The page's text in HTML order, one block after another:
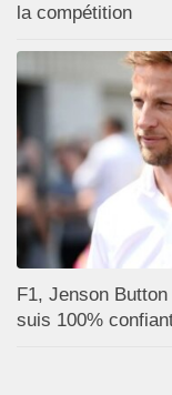
la compétition
F1, Jenson
suis 100%